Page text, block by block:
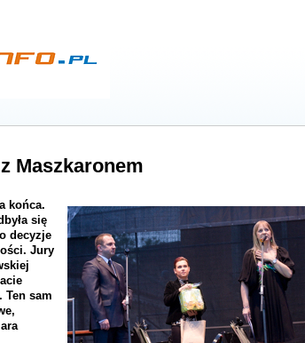
Maszkaronem
końca.
się
decyzje
Jury
Ten sam